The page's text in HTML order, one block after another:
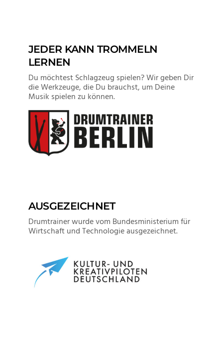
VIEW POST
JEDER KANN TROMMELN
LERNEN
Du möchtest Schlagzeug spielen? Wir geben Dir
die Werkzeuge, die Du brauchst, um Deine
Musik spielen zu können.
AUSGEZEICHNET
Drumtrainer wurde vom Bundesministerium für
Wirtschaft und Technologie ausgezeichnet.